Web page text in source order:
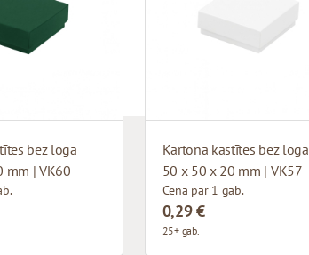
bez loga
mm | VK60
Kartona kastītes bez loga
50 x 50 x 20 mm | VK57
Cena par 1 gab.
0,29 €
25+ gab.